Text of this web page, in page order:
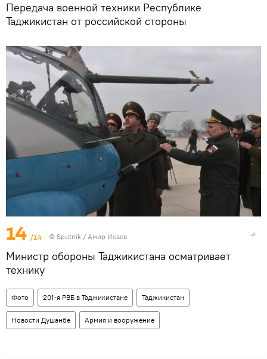
Передача военной техники Республике
Таджикистан от российской стороны
14 /14 © Sputnik / Амир Исаев
Министр обороны Таджикистана осматривает
технику
Фото 201-я РВБ в Таджикистане Таджикистан
Новости Душанбе Армия и вооружение